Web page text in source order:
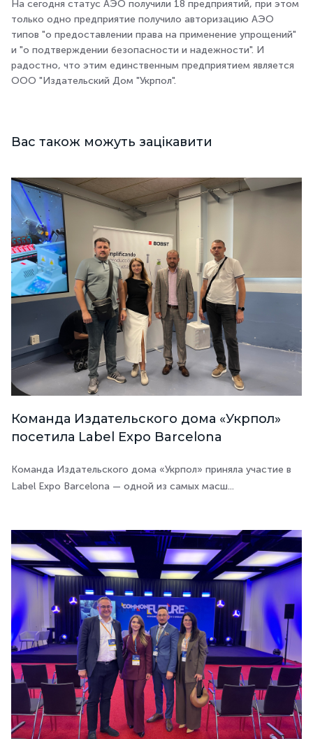
На сегодня статус АЭО получили 18 предприятий, при этом
только одно предприятие получило авторизацию АЭО
типов "о предоставлении права на применение упрощений"
и "о подтверждении безопасности и надежности". И
радостно, что этим единственным предприятием является
ООО "Издательский Дом "Укрпол".
Вас також можуть зацікавити
Команда Издательского дома «Укрпол»
посетила Label Expo Barcelona
Команда Издательского дома «Укрпол» приняла участие в
Label Expo Barcelona — одной из самых масш...